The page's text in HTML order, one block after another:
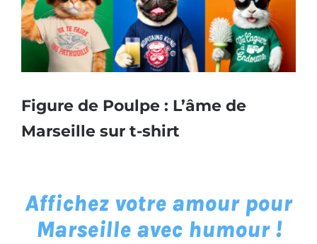
Figure de Poulpe : L’âme de
Marseille sur t-shirt
Affichez votre amour pour
Marseille avec humour !